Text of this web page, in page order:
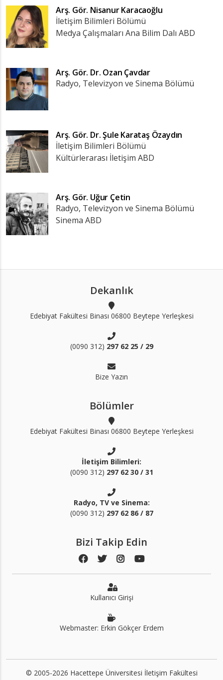
Arş. Gör. Nisanur Karacaoğlu
İletişim Bilimleri Bölümü
Medya Çalışmaları Ana Bilim Dalı ABD
Arş. Gör. Dr. Ozan Çavdar
Radyo, Televizyon ve Sinema Bölümü
Arş. Gör. Dr.Şule Karataş Özaydın
İletişim Bilimleri Bölümü
Kültürlerarası İletişim ABD
Arş. Gör. Uğur Çetin
Radyo, Televizyon ve Sinema Bölümü
Sinema ABD
Dekanlık
Edebiyat Fakültesi Binası 06800 Beytepe Yerleşkesi
(0090 312) 297 62 25 / 29
Bize Yazın
Bölümler
Edebiyat Fakültesi Binası 06800 Beytepe Yerleşkesi
İletişim Bilimleri:
(0090 312) 297 62 30 / 31
Radyo, TV ve Sinema:
(0090 312) 297 62 86 / 87
Bizi Takip Edin
Kullanıcı Girişi
Webmaster: Erkin Gökçer Erdem
© 2005-2026 Hacettepe Üniversitesi İletişim Fakültesi